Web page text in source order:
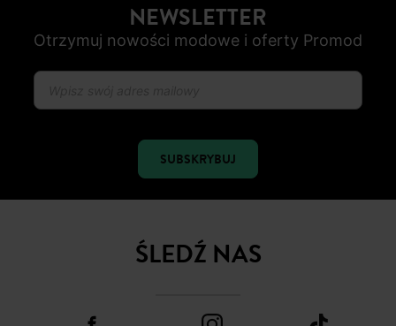
NEWSLETTER
Otrzymuj nowości modowe i oferty Promod
SUBSKRYBUJ
ŚLEDŹ NAS